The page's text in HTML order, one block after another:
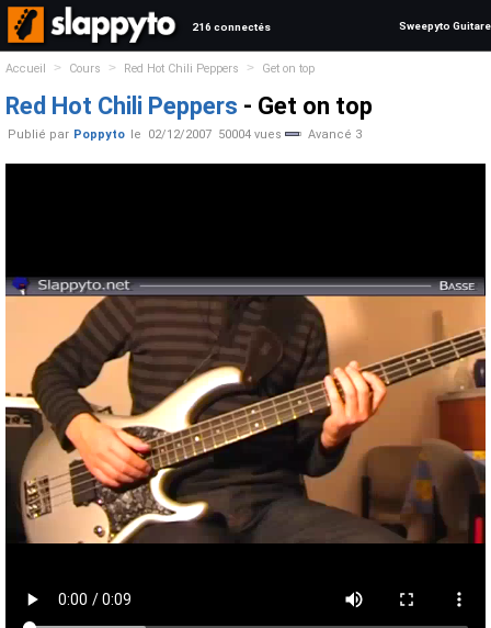
216 connectés Sweepyto Guitare
Accueil > Cours > Red Hot Chili Peppers > Get on top
Red Hot Chili Peppers - Get on top
Publié par Poppyto le 02/12/2007 50004 vues Avancé 3